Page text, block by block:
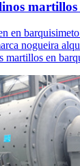
martillos
en
nogueira
martillos en